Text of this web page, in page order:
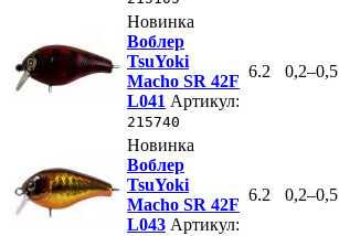
Новинка
Воблер
TsuYoki
Macho SR 42F
L041 Артикул:
215740
6.2 0,2–0,5
Новинка
Воблер
TsuYoki
Macho SR 42F
L043 Артикул:
6.2 0,2–0,5